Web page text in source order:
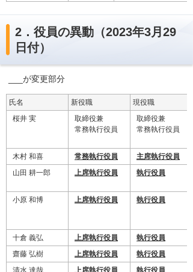
2．役員の異動（2023年3月29
日付）
___が変更部分
氏名 新役職
現役職
桜井 実
取締役兼
常務執行役員
取締役兼
常務執行役員
木村 和喜 常務執行役員
主席執行役員
山田 耕一郎
上席執行役員 執行役員
小原 和博 上席執行役員 執行役員
十倉 義弘 上席執行役員
執行役員
齋藤 弘樹
上席執行役員
執行役員
清水 達哉
上席執行役員 執行役員